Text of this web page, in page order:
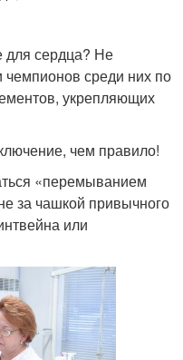
для сердца? Не
чемпионов среди них по
укрепляющих
чем правило!
«перемыванием
за чашкой привычного
или